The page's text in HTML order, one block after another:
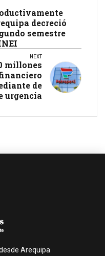
decreció
semestre
NEXT
millones
de
urgencia
Arequipa